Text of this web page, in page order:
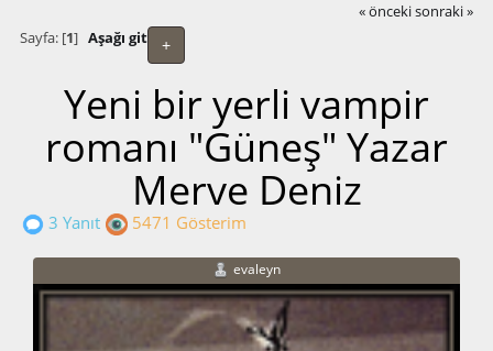
« önceki sonraki »
+
Sayfa: [1] Aşağı git
Yeni bir yerli vampir
romanı "Güneş" Yazar
Merve Deniz
3 Yanıt 5471 Gösterim
evaleyn